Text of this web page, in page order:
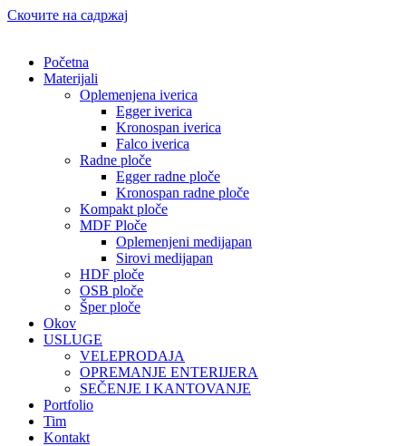
Скочите на садржај
Početna
Materijali
Oplemenjena iverica
Egger iverica
Kronospan iverica
Falco iverica
Radne ploče
Egger radne ploče
Kronospan radne ploče
Kompakt ploče
MDF Ploče
Oplemenjeni medijapan
Sirovi medijapan
HDF ploče
OSB ploče
Šper ploče
Okov
USLUGE
VELEPRODAJA
OPREMANJE ENTERIJERA
SEČENJE I KANTOVANJE
Portfolio
Tim
Kontakt